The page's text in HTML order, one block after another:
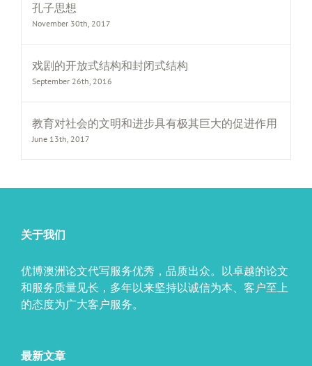
孔子思想
November 30th, 2017
戏剧的开放式结构和封闭式结构
September 26th, 2016
教育对社会的文明和进步具有极其巨大的促进作用
June 13th, 2017
关于我们
优博澳洲论文代写服务优秀，品质出众。以卓越的论文
和服务质量见长，多年以来坚持以诚信为本、客户至上
的态度为广大客户服务。
最新文章